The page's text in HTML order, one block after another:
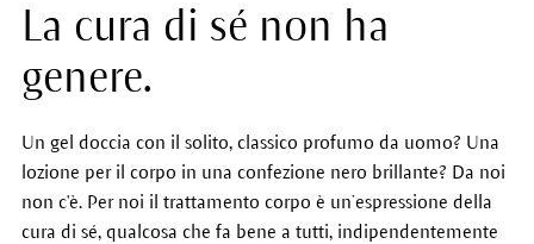
La cura di sé non ha
genere.
Un gel doccia con il solito, classico profumo da uomo? Una
lozione per il corpo in una confezione nero brillante? Da noi
non c'è. Per noi il trattamento corpo è un’espressione della
cura di sé, qualcosa che fa bene a tutti, indipendentemente